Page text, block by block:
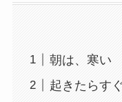
朝は、寒い
起きたらす